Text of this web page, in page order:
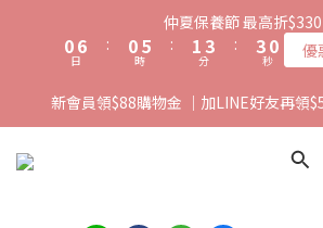
仲夏保養節 最高折$330
06
5
4
3
日
:
05
4
3
2
時
:
2
1
0
4
3
2
1
0
分
:
3
2
1
0
9
8
7
6
秒 優
新會員領$88購物金 ｜加LINE好友再領